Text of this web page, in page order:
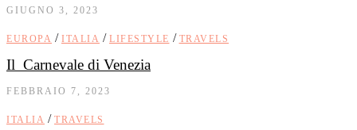
GIUGNO 3, 2023
EUROPA / ITALIA / LIFESTYLE / TRAVELS
Il Carnevale di Venezia
FEBBRAIO 7, 2023
ITALIA / TRAVELS